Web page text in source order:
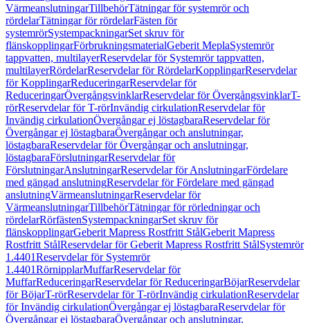
VärmeanslutningarTillbehörTätningar för systemrör och
rördelarTätningar för rördelarFästen för
systemrörSystempackningarSet skruv för
flänskopplingarFörbrukningsmaterialGeberit MeplaSystemrör
tappvatten, multilayerReservdelar för Systemrör tappvatten,
multilayerRördelarReservdelar för RördelarKopplingarReservdelar
för KopplingarReduceringarReservdelar för
ReduceringarÖvergångsvinklarReservdelar för ÖvergångsvinklarT-
rörReservdelar för T-rörInvändig cirkulationReservdelar för
Invändig cirkulationÖvergångar ej löstagbaraReservdelar för
Övergångar ej löstagbaraÖvergångar och anslutningar,
löstagbaraReservdelar för Övergångar och anslutningar,
löstagbaraFörslutningarReservdelar för
FörslutningarAnslutningarReservdelar för AnslutningarFördelare
med gängad anslutningReservdelar för Fördelare med gängad
anslutningVärmeanslutningarReservdelar för
VärmeanslutningarTillbehörTätningar för rörledningar och
rördelarRörfästenSystempackningarSet skruv för
flänskopplingarGeberit Mapress Rostfritt StålGeberit Mapress
Rostfritt StålReservdelar för Geberit Mapress Rostfritt StålSystemrör
1.4401Reservdelar för Systemrör
1.4401RörnipplarMuffarReservdelar för
MuffarReduceringarReservdelar för ReduceringarBöjarReservdelar
för BöjarT-rörReservdelar för T-rörInvändig cirkulationReservdelar
för Invändig cirkulationÖvergångar ej löstagbaraReservdelar för
Övergångar ej löstagbaraÖvergångar och anslutningar,